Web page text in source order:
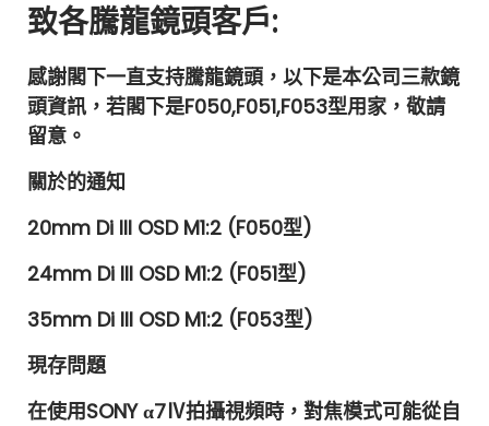
致各騰龍鏡頭客戶:
感謝閣下一直支持騰龍鏡頭，以下是本公司三款鏡
頭資訊，若閣下是F050,F051,F053型用家，敬請
留意。
關於的通知
20mm Di III OSD M1:2 (F050型)
24mm Di III OSD M1:2 (F051型)
35mm Di III OSD M1:2 (F053型)
現存問題
在使用SONY α7Ⅳ拍攝視頻時，對焦模式可能從自